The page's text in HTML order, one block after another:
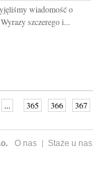
wiadomość o
szczerego i...
... 365 366 367
O nas Staże u nas